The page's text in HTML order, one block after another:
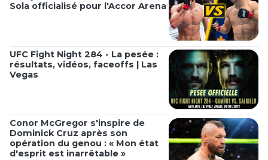
Sola officialisé pour l'Accor Arena
UFC Fight Night 284 - La pesée :
résultats, vidéos, faceoffs | Las
Vegas
Conor McGregor s'inspire de
Dominick Cruz après son
opération du genou : « Mon état
d'esprit est inarrêtable »